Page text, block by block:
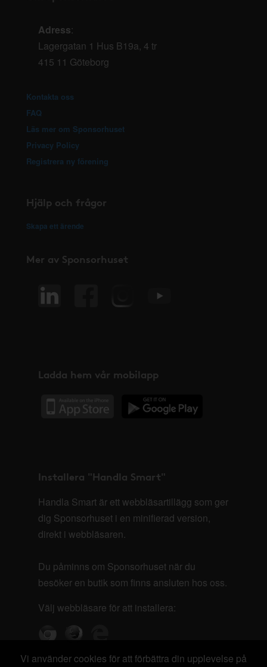
Adress:
Lagergatan 1 Hus B19a, 4 tr
415 11 Göteborg
Kontakta oss
FAQ
Läs mer om Sponsorhuset
Privacy Policy
Registrera ny förening
Hjälp och frågor
Skapa ett ärende
Mer av Sponsorhuset
Ladda hem vår mobilapp
Installera "Handla Smart"
Handla Smart är ett webbläsartillägg som ger
dig Sponsorhuset i en minifierad version,
direkt i webbläsaren.
Du påminns om Sponsorhuset när du
besöker en butik som finns ansluten hos oss.
Välj webbläsare för att installera:
Vi använder cookies för att förbättra din upplevelse på